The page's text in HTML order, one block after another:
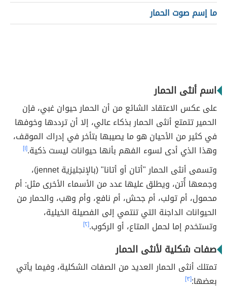
ما إسم صوت الحمار
اسم أنثى الحمار
على عكس الاعتقاد الشائع من أن الحمار حيوان غبي، فإن
الحمير تتمتع أنثى الحمار بذكاء عالي، إلا أن ترددها وخوفها
في كثير من الأحيان هو ما يصيبها بتأخر في إدراك الموقف،
وهذا الذي أدى لسوء الفهم بأنها حيوانات ليست ذكية.[١]
وتسمى أنثى الحمار "أتان أو أتانا" (بالإنجليزية jennet)،
وجمعها أُتن، ويطلق عليها عدد من الأسماء الأخرى مثل: أم
محمول، أم تولب، أم جحش، أم نافع، وأم وهب، والحمار من
الحيوانات الداجنة التي تنتمي إلى الفصيلة الخيلية،
وتستخدم إما لحمل المتاع، أو الركوب.[٢]
صفات شكلية لأنثى الحمار
تمتلك أنثى الحمار العديد من الصفات الشكلية، وفيما يأتي
بعضها:[٣]